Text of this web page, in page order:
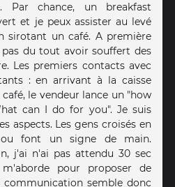
Par chance, un breakfast
et je peux assister au levé
sirotant un café. A première
du tout avoir souffert des
Les premiers contacts avec
: en arrivant à la caisse
le vendeur lance un "how
can I do for you". Je suis
aspects. Les gens croisés en
font un signe de main.
j'ai n'ai pas attendu 30 sec
pour proposer de
communication semble donc